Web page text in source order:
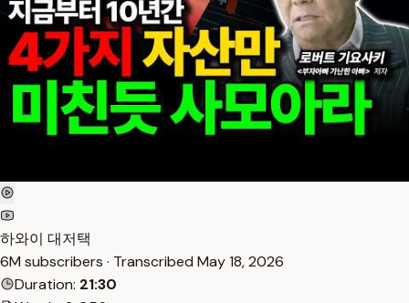
하와이 대저택
6M subscribers · Transcribed May 18, 2026
Duration: 21:30